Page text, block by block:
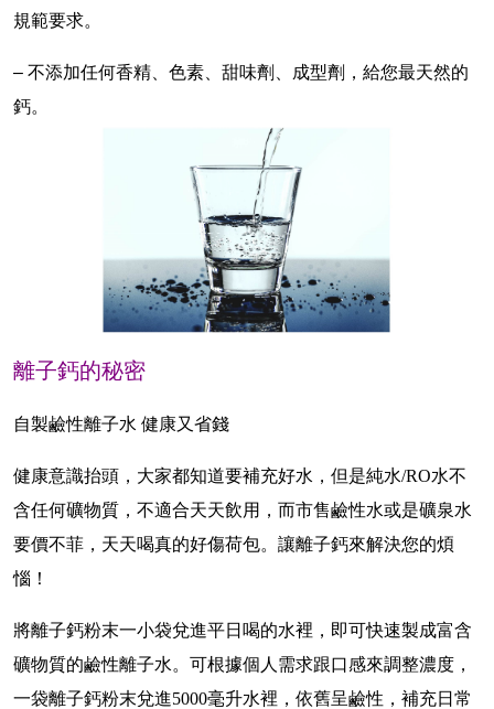
規範要求。
– 不添加任何香精、色素、甜味劑、成型劑，給您最天然的
鈣。
離子鈣的秘密
自製鹼性離子水 健康又省錢
健康意識抬頭，大家都知道要補充好水，但是純水/RO水不
含任何礦物質，不適合天天飲用，而市售鹼性水或是礦泉水
要價不菲，天天喝真的好傷荷包。讓離子鈣來解決您的煩
惱！
將離子鈣粉末一小袋兌進平日喝的水裡，即可快速製成富含
礦物質的鹼性離子水。可根據個人需求跟口感來調整濃度，
一袋離子鈣粉末兌進5000毫升水裡，依舊呈鹼性，補充日常